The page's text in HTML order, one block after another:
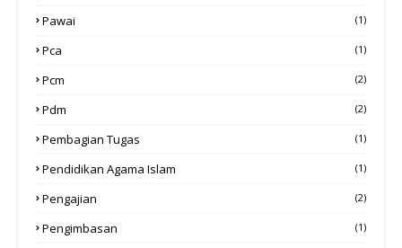
Pawai (1)
Pca (1)
Pcm (2)
Pdm (2)
Pembagian Tugas (1)
Pendidikan Agama Islam (1)
Pengajian (2)
Pengimbasan (1)